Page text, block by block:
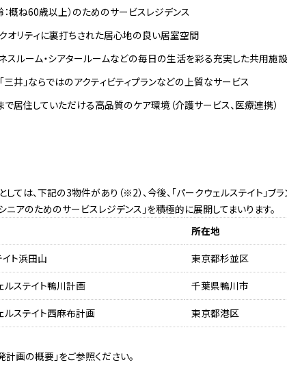
概ね60歳以上）のためのサービスレジデンス
オリティに裏打ちされた居心地の良い居室空間
ネスルーム・シアタールームなどの毎日の生活を彩る充実した共用施設
三井」ならではのアクティビティプランなどの上質なサービス
居住していただける高品質のケア環境（介護サービス、医療連携）
ては、下記の3物件があり（※2）、今後、「パークウェルステイト」ブ
ニアのためのサービスレジデンス」を積極的に展開してまいります。
所在地
ト浜田山 東京都杉並区
ルステイト鴨川計画 千葉県鴨川市
ルステイト西麻布計画 東京都港区
画の概要」をご参照ください。